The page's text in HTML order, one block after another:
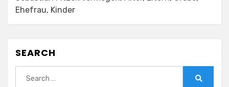
Ehefrau, Kinder
SEARCH
for: